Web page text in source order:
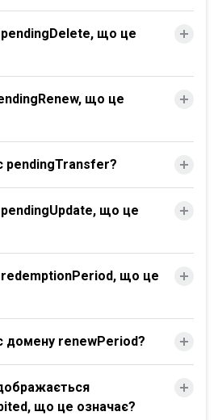
що це
що це
pendingTransfer?
що це
що це
домену renewPeriod?
що це означає?